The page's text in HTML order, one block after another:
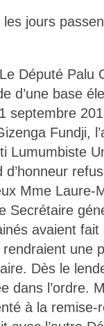
les jours
Député Palu
d’une base
septembre
Fundji,
Lumumbiste
Mme Laure-
Secrétaire
avaient
une
Dès le
dans l’ordre.
à la